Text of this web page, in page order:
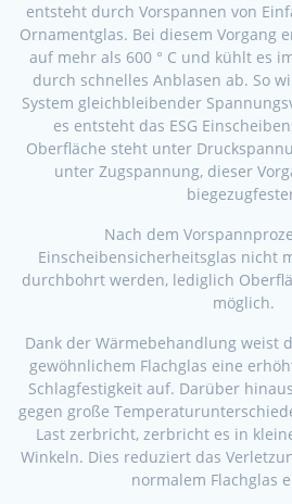
entsteht durch Vorspannen von
Ornamentglas. Bei diesem Vorgang
auf mehr als 600 ° С und kühlt es
durch schnelles Anblasen ab. So
System gleichbleibender
es entsteht das ESG
Oberfläche steht unter
unter Zugspannung, dieser
Nach dem
Einscheibensicherheitsglas nicht
durchbohrt werden, lediglich
möglich.
Dank der Wärmebehandlung weist
gewöhnlichem Flachglas eine
Schlagfestigkeit auf. Darüber
gegen große
Last zerbricht, zerbricht es in
Winkeln. Dies reduziert das
normalem Flachglas